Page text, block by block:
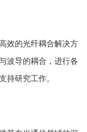
效的光纤耦合解决方
波导的耦合，进行各
研究工作。